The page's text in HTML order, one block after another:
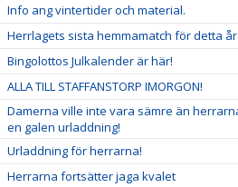
Info ang vintertider och material.
Herrlagets sista hemmamatch för detta
Bingolottos Julkalender är här!
ALLA TILL STAFFANSTORP IMORGON!
Damerna ville inte vara sämre än
en galen urladdning!
Urladdning för herrarna!
Herrarna fortsätter jaga kvalet